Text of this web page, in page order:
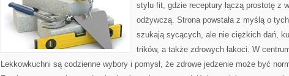
stylu fit, gdzie receptury łączą prostotę z
odżywczą. Strona powstała z myślą o
szukają sycących, ale nie ciężkich dań,
trików, a także zdrowych łakoci. W
Lekkowkuchni są codzienne wybory i pomysł, że zdrowe jedzenie może być